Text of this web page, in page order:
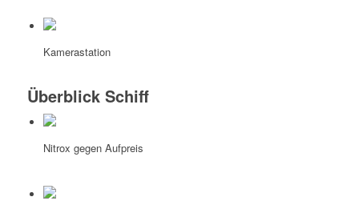
Kamerastation
Überblick Schiff
Nitrox gegen Aufpreis